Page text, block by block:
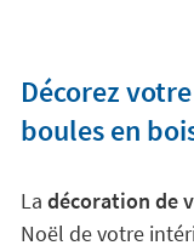
Décorez
boules en
La décoration de
Noël de votre